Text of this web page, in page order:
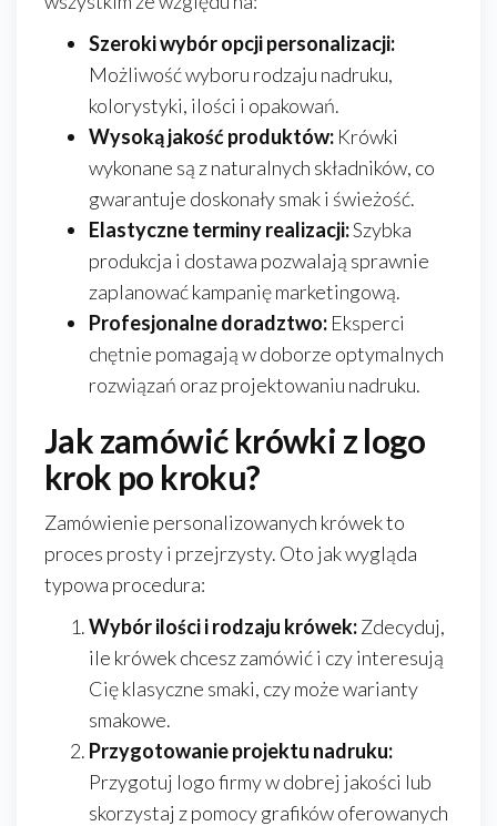
Szeroki wybór opcji personalizacji:
Możliwość wyboru rodzaju nadruku,
kolorystyki, ilości i opakowań.
Wysoką jakość produktów: Krówki
wykonane są z naturalnych składników, co
gwarantuje doskonały smak i świeżość.
Elastyczne terminy realizacji:Szybka
produkcja i dostawa pozwalają sprawnie
zaplanować kampanię marketingową.
Profesjonalne doradztwo: Eksperci
chętnie pomagają w doborze optymalnych
rozwiązań oraz projektowaniu nadruku.
Jak zamówić krówki z logo
krok po kroku?
Zamówienie personalizowanych krówek to
proces prosty i przejrzysty. Oto jak wygląda
typowa procedura:
Wybór ilości i rodzaju krówek:Zdecyduj,
ile krówek chcesz zamówić i czy interesują
Cię klasyczne smaki, czy może warianty
smakowe.
Przygotowanie projektu nadruku:
Przygotuj logo firmy w dobrej jakości lub
skorzystaj z pomocy grafików oferowanych